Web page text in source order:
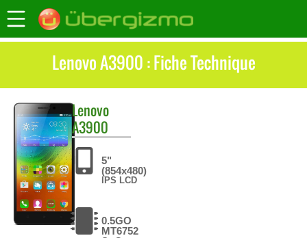
Lenovo A3900 : Fiche Technique
Lenovo
A3900
5"
(854x480)
IPS LCD
0.5GO
MT6752